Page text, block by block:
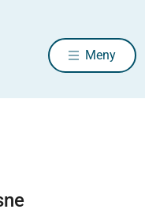
Meny